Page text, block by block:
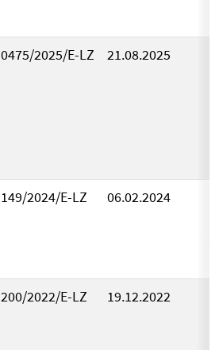
0475/2025/E-LZ 21.08.2025
149/2024/E-LZ 06.02.2024
200/2022/E-LZ 19.12.2022